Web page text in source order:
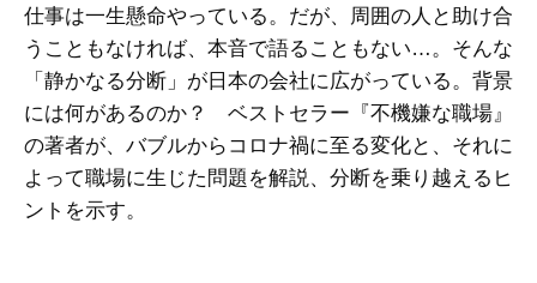
仕事は一生懸命やっている。だが、周囲の人と助け合
うこともなければ、本音で語ることもない…。そんな
「静かなる分断」が日本の会社に広がっている。背景
には何があるのか？ ベストセラー『不機嫌な職場』
の著者が、バブルからコロナ禍に至る変化と、それに
よって職場に生じた問題を解説、分断を乗り越えるヒ
ントを示す。